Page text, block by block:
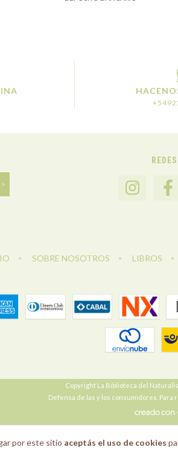
por este sitio aceptás el uso de cookies
SOBRE NOSOTROS LIBROS
Copyright La Biblioteca del
Defensa de las y los consumidores. Para